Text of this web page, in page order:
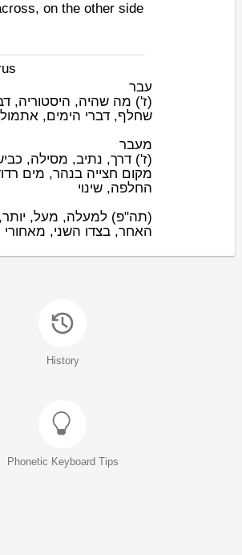
on the other side
עבר
(ז') מה שהיה, היסטוריה,
שחלף, דברי הימים, אתמול
מעבר
(ז') דרך, נתיב, מסילה,
מקום חצייה בנהר, מים
החלפה, שינוי
(תה"פ) למעלה, מעל,
האחר, בצדו השני, מאחורי
History
Phonetic Keyboard Tips